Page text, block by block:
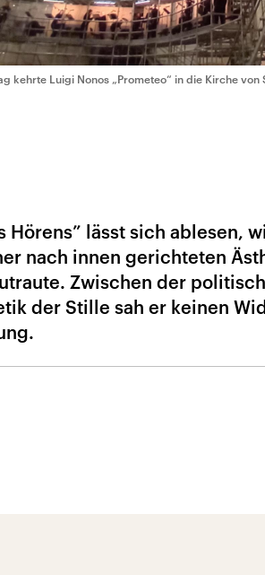
kehrte Luigi Nonos „Prometeo“ in die Kirche von
lässt sich ablesen,
nach innen gerichteten
Zwischen der
der Stille sah er keinen